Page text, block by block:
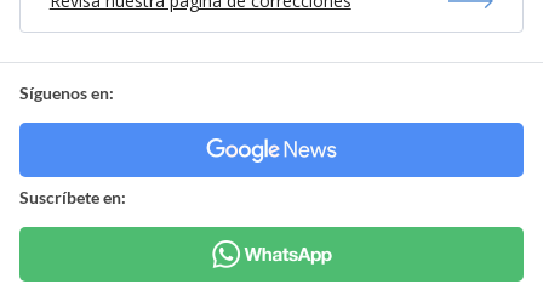
Síguenos en:
Suscríbete en: